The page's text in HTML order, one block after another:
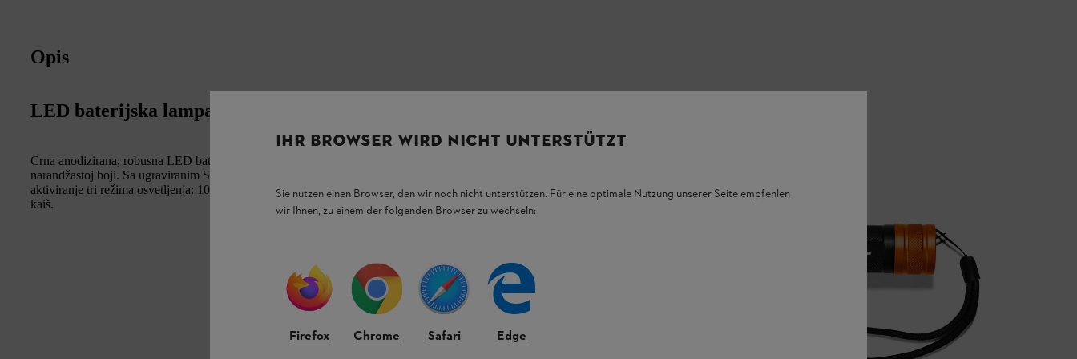
Opis
LED baterijska lampa
Crna anodizirana, robusna LED baterijska lampa od 3W. Prednji prsten i poklopac baterije u kontrastnoj
narandžastoj boji. Sa ugraviranim STIHL logom na kućištu. Praktično dugme na zadnjoj strani kućišta za
aktiviranje tri režima osvetljenja: 100%/50%/treptanje. Snop se može fokusirati. Uključuje tri AAA baterije i
kaiš.
IHR BROWSER WIRD NICHT UNTERSTÜTZT
Sie nutzen einen Browser, den wir noch nicht unterstützen. Für eine optimale Nutzung unserer Seite empfehlen
wir Ihnen, zu einem der folgenden Browser zu wechseln:
Firefox Chrome Safari Edge